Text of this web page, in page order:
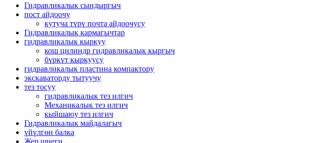
Гидравликалык сындыргыч
пост айдоочу
кутуча түрү почта айдоочусу
Гидравликалык кармагычтар
гидравликалык кыркуу
кош цилиндр гидравликалык кыргыч
бүркүт кыркуусу
гидравликалык пластина компактору
экскаваторду тытуучу
тез тосуу
гидравликалык тез илгич
Механикалык тез илгич
кыйшаюу тез илгич
Гидравликалык майдалагыч
үйүлгөн балка
Жер шнеги